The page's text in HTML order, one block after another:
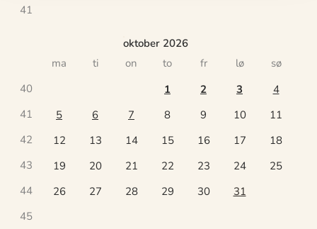
41
oktober 2026
ma
ti on to fr lø
sø
40
1 2 3
4
41
5 6 7 8 9 10
11
42
12 13 14 15 16 17
18
43
19 20 21 22 23 24
25
44
26 27 28 29 30
31
45